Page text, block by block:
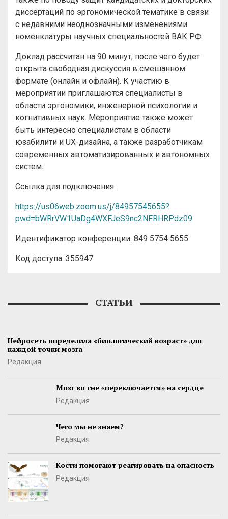
диссертаций по эргономической тематике в связи
с недавними неоднозначными изменениями
номенклатуры научных специальностей ВАК РФ.
Доклад рассчитан на 90 минут, после чего будет
открыта свободная дискуссия в смешанном
формате (онлайн и офлайн). К участию в
мероприятии приглашаются специалисты в
области эргономики, инженерной психологии и
когнитивных наук. Мероприятие также может
быть интересно специалистам в области
юзабилити и UX-дизайна, а также разработчикам
современных автоматизированных и автономных
систем.
Ссылка для подключения:
https://us06web.zoom.us/j/84957545655?
pwd=bWRrVW1UaDg4WXFJeS9nc2NFRHRPdz09
Идентификатор конференции: 849 5754 5655
Код доступа: 355947
СТАТЬИ
Нейросеть определила «биологический возраст» для
каждой точки мозга
Редакция
Мозг во сне «переключается» на сердце
Редакция
Чего мы не знаем?
Редакция
Кости помогают реагировать на опасность
Редакция